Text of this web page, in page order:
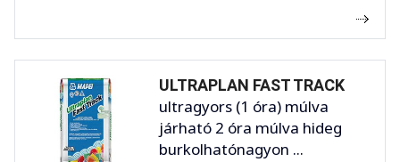
ULTRAPLAN FAST TRACK
ultragyors (1 óra) múlva
járható 2 óra múlva hideg
burkolhatónagyon ...